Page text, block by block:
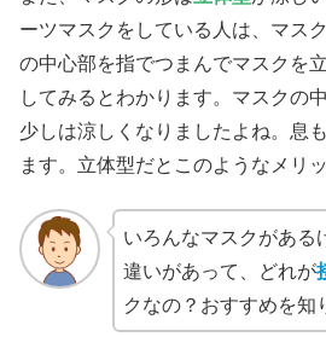
ーツマスクをしている人は、マス
の中心部を指でつまんでマスクを
してみるとわかります。マスクの
少しは涼しくなりましたよね。息
ます。立体型だとこのようなメリ
いろんなマスクがある
違いがあって、どれが
クなの？おすすめを知